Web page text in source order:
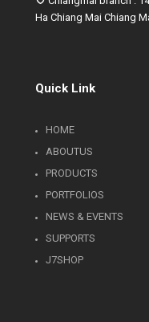
Ha Chiang Mai Chiang
Quick Link
HOME
ABOUTUS
PRODUCTS
PORTFOLIOS
NEWS & EVENTS
SUPPORTS
J7SHOP